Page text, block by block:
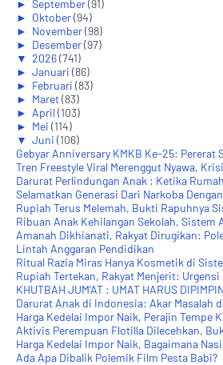
► September(91)
► Oktober(94)
► November(98)
► Desember(97)
▼ 2026(741)
► Januari (86)
► Februari (83)
► Maret(83)
► April(103)
► Mei (114)
▼ Juni (106)
Gebyar Anniversary KMKB Ke-25: Pererat
Tren Freestyle Viral Merenggut Nyawa,
Darurat Perlindungan Anak : Ketika
Selamatkan Generasi Dari Narkoba
Rupiah Terus Melemah, Bukti Rapuhnya
Ribuan Anak Kehilangan Sekolah, Sistem
Amanah Dikhianati, Rakyat Dirugikan:
Lintah Anggaran Pendidikan
Ritual Razia Miras Hanya Kosmetik di
Rupiah Tertekan, Rakyat Menjerit: Urgensi
KHUTBAH JUM'AT : UMAT HARUS
Darurat Anak di Indonesia: Akar Masalah
Harga Kedelai Impor Naik, Perajin Tempe
Aktivis Perempuan Flotilla Dilecehkan,
Harga Kedelai Impor Naik, Bagaimana
Ada Apa Dibalik Polemik Film Pesta Babi?